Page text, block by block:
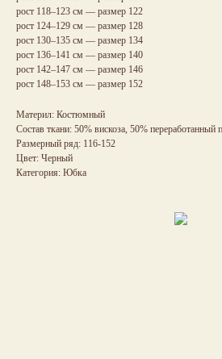
рост 118–123 см — размер 122
рост 124–129 см — размер 128
рост 130–135 см — размер 134
рост 136–141 см — размер 140
рост 142–147 см — размер 146
рост 148–153 см — размер 152
Материл: Костюмный
Состав ткани: 50% вискоза, 50% переработанный
Размерный ряд: 116-152
Цвет: Черный
Категория: Юбка